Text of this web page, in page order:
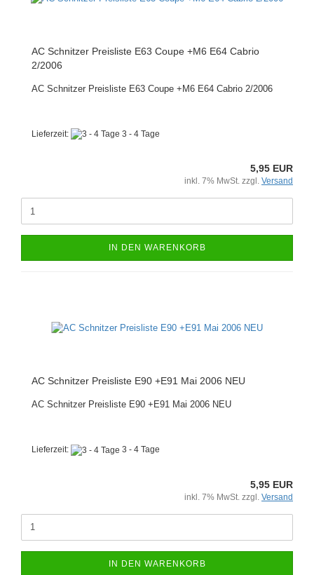
AC Schnitzer Preisliste E63 Coupe +M6 E64 Cabrio
2/2006
AC Schnitzer Preisliste E63 Coupe +M6 E64 Cabrio 2/2006
Lieferzeit: 3 - 4 Tage
5,95 EUR
inkl. 7% MwSt. zzgl. Versand
IN DEN WARENKORB
AC Schnitzer Preisliste E90 +E91 Mai 2006 NEU
AC Schnitzer Preisliste E90 +E91 Mai 2006 NEU
Lieferzeit: 3 - 4 Tage
5,95 EUR
inkl. 7% MwSt. zzgl. Versand
IN DEN WARENKORB